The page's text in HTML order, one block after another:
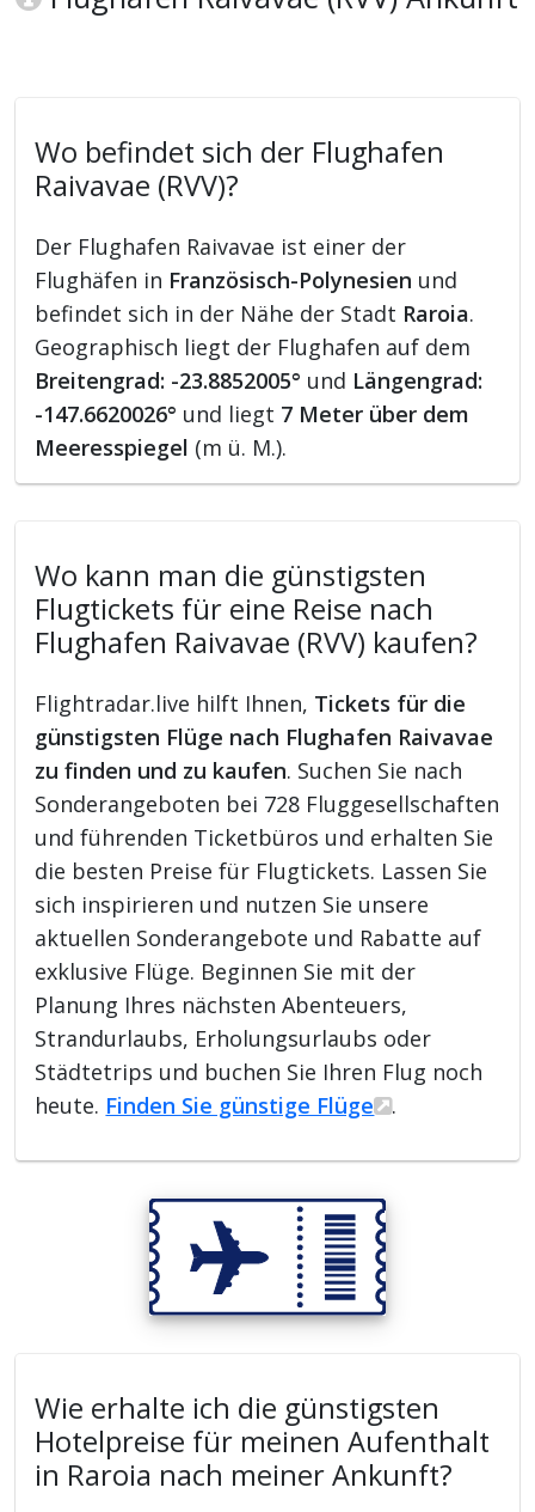
Wo befindet sich der Flughafen
Raivavae (RVV)?
Der Flughafen Raivavae ist einer der
Flughäfen in Französisch-Polynesien und
befindet sich in der Nähe der Stadt Raroia.
Geographisch liegt der Flughafen auf dem
Breitengrad: -23.8852005° und Längengrad:
-147.6620026° und liegt 7 Meter über dem
Meeresspiegel (m ü. M.).
Wo kann man die günstigsten
Flugtickets für eine Reise nach
Flughafen Raivavae (RVV) kaufen?
Flightradar.live hilft Ihnen, Tickets für die
günstigsten Flüge nach Flughafen Raivavae
zu finden und zu kaufen. Suchen Sie nach
Sonderangeboten bei 728 Fluggesellschaften
und führenden Ticketbüros und erhalten Sie
die besten Preise für Flugtickets. Lassen Sie
sich inspirieren und nutzen Sie unsere
aktuellen Sonderangebote und Rabatte auf
exklusive Flüge. Beginnen Sie mit der
Planung Ihres nächsten Abenteuers,
Strandurlaubs, Erholungsurlaubs oder
Städtetrips und buchen Sie Ihren Flug noch
heute. Finden Sie günstige Flüge .
Wie erhalte ich die günstigsten
Hotelpreise für meinen Aufenthalt
in Raroia nach meiner Ankunft?